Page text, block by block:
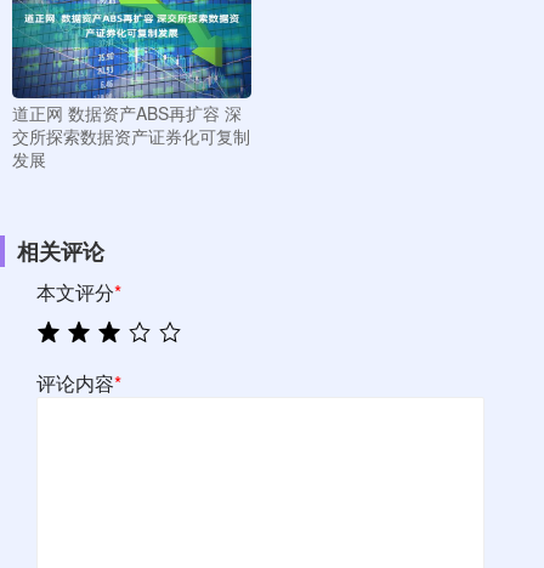
道正网 数据资产ABS再扩容 深
交所探索数据资产证券化可复制
发展
相关评论
本文评分*
评论内容*